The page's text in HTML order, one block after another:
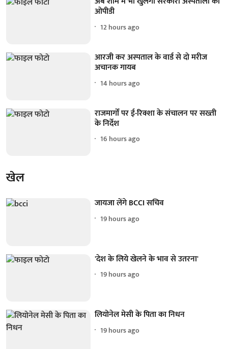
ओपीडी
12 hours ago
आरजी कर अस्पताल के वार्ड से दो मरीज
अचानक गायब
14 hours ago
राजमार्गों पर ई-रिक्शा के संचालन पर सख्ती
के निर्देश
16 hours ago
खेल
जायजा लेंगे BCCI सचिव
19 hours ago
'देश के लिये खेलने के भाव से उतरना'
19 hours ago
लियोनेल मेसी के पिता का निधन
19 hours ago